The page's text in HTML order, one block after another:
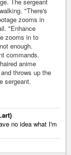
no idea what I'm